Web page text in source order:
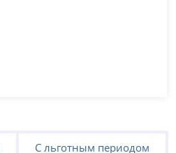
С льготным периодом